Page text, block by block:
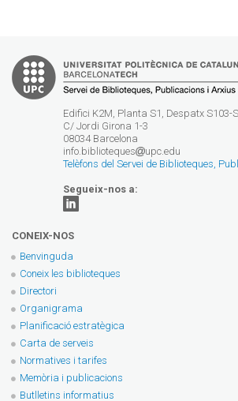
Edifici K2M, Planta S1, Despatx S103-
C/ Jordi Girona 1-3
08034 Barcelona
info.biblioteques
upc.edu
Telèfons del Servei de Biblioteques,
Segueix-nos a:
CONEIX-NOS
Benvinguda
Coneix les biblioteques
Directori
Organigrama
Planificació estratègica
Carta de serveis
Normatives i tarifes
Memòria i publicacions
Butlletins informatius